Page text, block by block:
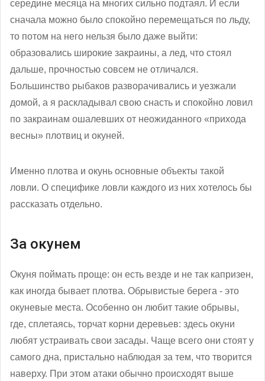
середине месяца на многих сильно подтаял. И если
сначала можно было спокойно перемещаться по льду,
то потом на него нельзя было даже выйти:
образовались широкие закраины, а лед, что стоял
дальше, прочностью совсем не отличался.
Большинство рыбаков разворачивались и уезжали
домой, а я раскладывал свою снасть и спокойно ловил
по закраинам ошалевших от неожиданного «прихода
весны» плотвиц и окуней.
Именно плотва и окунь основные объекты такой
ловли. О специфике ловли каждого из них хотелось бы
рассказать отдельно.
За окунем
Окуня поймать проще: он есть везде и не так капризен,
как иногда бывает плотва. Обрывистые берега - это
окуневые места. Особенно он любит такие обрывы,
где, сплетаясь, торчат корни деревьев: здесь окуни
любят устраивать свои засады. Чаще всего они стоят у
самого дна, пристально наблюдая за тем, что творится
наверху. При этом атаки обычно происходят выше